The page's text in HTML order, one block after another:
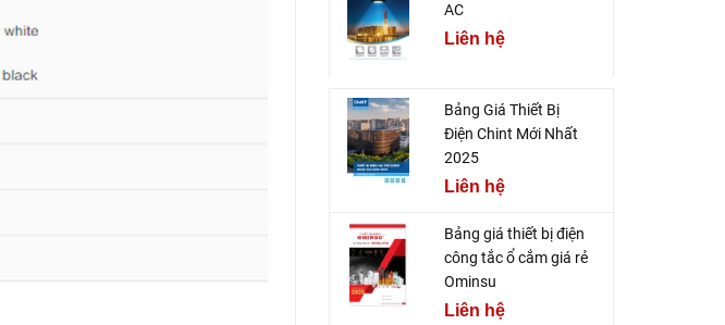
AC
Liên hệ
Bảng Giá Thiết Bị
Điện Chint Mới Nhất
2025
Liên hệ
Bảng giá thiết bị điện
công tắc ổ cắm giá rẻ
Ominsu
Liên hệ